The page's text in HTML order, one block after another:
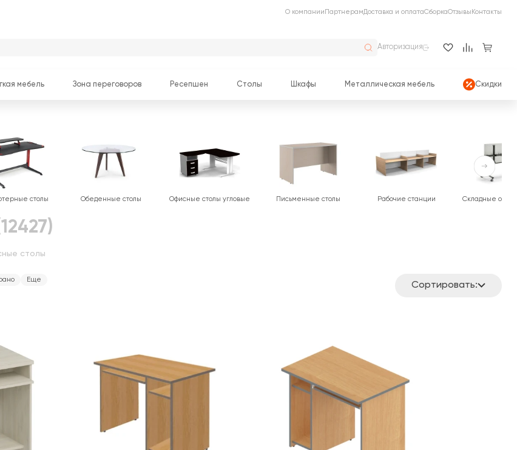
О компании ПартнерамДоставка и оплатаСборкаОтзывы Контакты
Авторизация
мебель Зона переговоров Ресепшен Столы Шкафы Металлическая мебель Скидки
столы
Еще
Сортировать:
столы Обеденные столы Офисные столы угловые Письменные столы Рабочие станции Складные